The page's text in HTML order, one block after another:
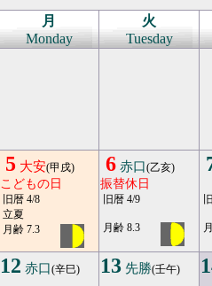
月
Monday
火
Tuesday
5 大安(甲戌)
こどもの日
旧暦 4/8
立夏
月齢 7.3
6 赤口(乙亥)
振替休日
旧暦 4/9
月齢 8.3
12 赤口(辛巳) 13 先勝(壬午)